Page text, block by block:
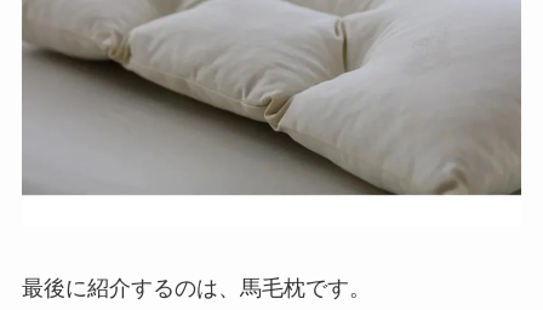
最後に紹介するのは、馬毛枕です。